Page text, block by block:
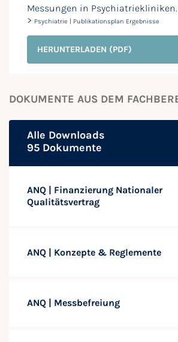
Messungen in Psychiatriekliniken.
> Psychiatrie | Publikationsplan Ergebnisse
HERUNTERLADEN (PDF)
DOKUMENTE AUS DEM
Alle Downloads
95 Dokumente
ANQ | Finanzierung Nationaler
Qualitätsvertrag
ANQ | Konzepte & Reglemente
ANQ | Messbefreiung